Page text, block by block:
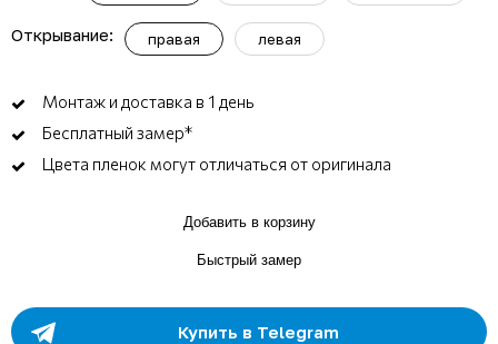
Открывание: правая левая
Монтаж и доставка в 1 день
Бесплатный замер*
Цвета пленок могут отличаться от оригинала
Добавить в корзину
Быстрый замер
Купить в Telegram